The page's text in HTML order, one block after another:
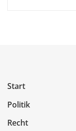
Start
Politik
Recht